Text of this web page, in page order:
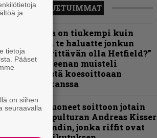
LUETUIMMAT
”Metallica on tiukempi kuin
koskaan ja te haluatte jonkun
nulikan yrittävän olla Hetfield?”
– Pepper Keenan muisteli
ensimmäistä koesoittoaan
hevijätin kanssa
”He ovat tuoneet soittoon jotain
uutta” – Sepulturan Andreas Kisser
nimeää bändin, jonka riffit ovat
ja
tietoja
Pääset
on siihen
seuraavalla